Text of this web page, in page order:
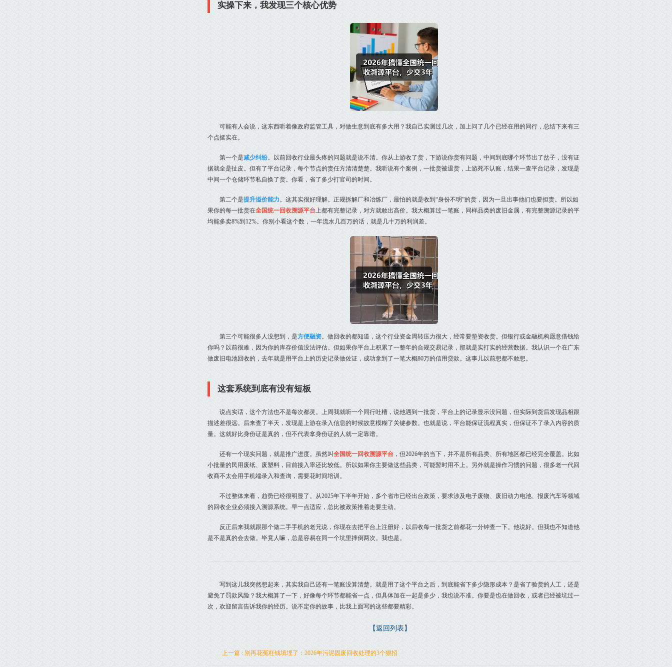
实操下来，我发现三个核心优势
可能有人会说，这东西听着像政府监管工具，对做生意到底有多大用？我自己实测过几次，加上问了几个已经在用的同行，总结下来有三
个点挺实在。
第一个是减少纠纷。以前回收行业最头疼的问题就是说不清。你从上游收了货，下游说你货有问题，中间到底哪个环节出了岔子，没有证
据就全是扯皮。但有了平台记录，每个节点的责任方清清楚楚。我听说有个案例，一批货被退货，上游死不认账，结果一查平台记录，发现是
中间一个仓储环节私自换了货。你看，省了多少打官司的时间。
第二个是提升溢价能力。这其实很好理解。正规拆解厂和冶炼厂，最怕的就是收到“身份不明”的货，因为一旦出事他们也要担责。所以如
果你的每一批货在全国统一回收溯源平台上都有完整记录，对方就敢出高价。我大概算过一笔账，同样品类的废旧金属，有完整溯源记录的平
均能多卖8%到12%。你别小看这个数，一年流水几百万的话，就是几十万的利润差。
第三个可能很多人没想到，是方便融资。做回收的都知道，这个行业资金周转压力很大，经常要垫资收货。但银行或金融机构愿意借钱给
你吗？以前很难，因为你的库存价值没法评估。但如果你平台上积累了一整年的合规交易记录，那就是实打实的经营数据。我认识一个在广东
做废旧电池回收的，去年就是用平台上的历史记录做佐证，成功拿到了一笔大概80万的信用贷款。这事儿以前想都不敢想。
这套系统到底有没有短板
说点实话，这个方法也不是每次都灵。上周我就听一个同行吐槽，说他遇到一批货，平台上的记录显示没问题，但实际到货后发现品相跟
描述差很远。后来查了半天，发现是上游在录入信息的时候故意模糊了关键参数。也就是说，平台能保证流程真实，但保证不了录入内容的质
量。这就好比身份证是真的，但不代表拿身份证的人就一定靠谱。
还有一个现实问题，就是推广进度。虽然叫全国统一回收溯源平台 ，但2026年的当下，并不是所有品类、所有地区都已经完全覆盖。比如
小批量的民用废纸、废塑料，目前接入率还比较低。所以如果你主要做这些品类，可能暂时用不上。另外就是操作习惯的问题，很多老一代回
收商不太会用手机端录入和查询，需要花时间培训。
不过整体来看，趋势已经很明显了。从2025年下半年开始，多个省市已经出台政策，要求涉及电子废物、废旧动力电池、报废汽车等领域
的回收企业必须接入溯源系统。早一点适应，总比被政策推着走要主动。
反正后来我就跟那个做二手手机的老兄说，你现在去把平台上注册好，以后收每一批货之前都花一分钟查一下。他说好。但我也不知道他
是不是真的会去做。毕竟人嘛，总是容易在同一个坑里摔倒两次。我也是。
写到这儿我突然想起来，其实我自己还有一笔账没算清楚。就是用了这个平台之后，到底能省下多少隐形成本？是省了验货的人工，还是
避免了罚款风险？我大概算了一下，好像每个环节都能省一点，但具体加在一起是多少，我也说不准。你要是也在做回收，或者已经被坑过一
次，欢迎留言告诉我你的经历。说不定你的故事，比我上面写的这些都要精彩。
【返回列表】
上一篇 : 别再花冤枉钱填埋了：2026年污泥固废回收处理的3个狠招